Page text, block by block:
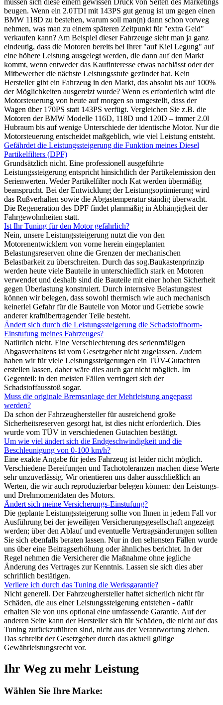
beugen. Wenn ein 2.0TDI mit 143PS gut genug ist um gegen einen
BMW 118D zu bestehen, warum soll man(n) dann schon vorweg
nehmen, was man zu einem späteren Zeitpunkt für "extra Geld"
verkaufen kann? Am Beispiel dieser Fahrzeuge sieht man ja ganz
eindeutig, dass die Motoren bereits bei Ihrer "auf Kiel Legung" auf
eine höhere Leistung ausgelegt werden, die dann auf den Markt
kommt, wenn entweder das Kaufinteresse etwas nachlässt oder der
Mitbewerber die nächste Leistungsstufe gezündet hat. Kein
Hersteller gibt ein Fahrzeug in den Markt, das absolut bis auf 100%
der Möglichkeiten ausgereizt wurde? Wenn es erforderlich wird die
Motorsteuerung von heute auf morgen so umgestellt, dass der
Wagen über 170PS statt 143PS verfügt. Vergleichen Sie z.B. die
Motoren der BMW Modelle 116D, 118D und 120D – immer 2.0l
Hubraum bis auf wenige Unterschiede der identische Motor. Nur die
Motorsteuerung entscheidet maßgeblich, wie viel Leistung entsteht.
Gefährdet die Leistungssteigerung die Funktion meines Diesel
Partikelfilters (DPF)
Grundsätzlich nicht. Eine professionell ausgeführte
Leistungssteigerung entspricht hinsichtlich der Partikelemission den
Serienwerten. Weder Partikelfilter noch Kat werden übermäßig
beansprucht. Bei der Entwicklung der Leistungsoptimierung wird
das Rußverhalten sowie die Abgastemperatur ständig überwacht.
Die Regeneration des DPF findet planmäßig in Abhängigkeit der
Fahrgewohnheiten statt.
Ist Ihr Tuning für den Motor gefährlich?
Nein, unsere Leistungssteigerung nutzt die von den
Motorenentwicklern von vorne herein eingeplanten
Belastungsreserven ohne die Grenzen der mechanischen
Belastbarkeit zu überschreiten. Durch das sog.Baukastenprinzip
werden heute viele Bauteile in unterschiedlich stark en Motoren
verwendet und deshalb sind die Bauteile mit einer hohen Sicherheit
gegen Überlastung konstruiert. Durch internsive Belastungstest
können wir belegen, dass sowohl thermisch wie auch mechanisch
keinerlei Gefahr für die Bauteile von Motor und Getriebe sowie
anderer kraftübertragender Teile besteht.
Ändert sich durch die Leistungssteigerung die Schadstoffnorm-
Einstufung meines Fahrzeuges?
Natürlich nicht. Eine Verschlechterung des serienmäßigen
Abgasverhaltens ist vom Gesetzgeber nicht zugelassen. Zudem
haben wir für viele Leistungssteigerungen ein TÜV-Gutachten
erstellen lassen, daher wäre dies auch gar nicht möglich. Im
Gegenteil: in den meisten Fällen verringert sich der
Schadstoffausstoß sogar.
Muss die originale Bremsanlage der Mehrleistung angepasst
werden?
Da schon der Fahrzeughersteller für ausreichend große
Sicherheitsreserven gesorgt hat, ist dies nicht erforderlich. Dies
wurde vom TÜV in verschiedenen Gutachten bestätigt.
Um wie viel ändert sich die Endgeschwindigkeit und die
Beschleunigung von 0-100 km/h?
Eine exakte Angabe für jedes Fahrzeug ist leider nicht möglich.
Verschiedene Bereifungen und Tachotoleranzen machen diese Werte
sehr unzuverlässig. Wir orientieren uns daher ausschließlich an
Werten, die wir auch reproduzierbar belegen können: den Leistungs-
und Drehmomentdaten des Motors.
Ändert sich meine Versicherungs-Einstufung?
Die geplante Leistungssteigerung sollte von Ihnen in jedem Fall vor
Ausführung bei der jeweiligen Versicherungsgesellschaft angezeigt
werden; über den Ablauf und eventuelle Vertragsänderungen sollten
Sie sich ebenfalls beraten lassen. Nur in den seltensten Fällen wurde
uns über eine Beitragserhöhung oder ähnliches berichtet. In der
Regel nehmen die Versicherer die Maßnahme ohne jegliche
Änderung des Vertrages zur Kenntnis. Lassen sie sich dies aber
schriftlich bestätigen.
Verliere ich durch das Tuning die Werksgarantie?
Nicht generell. Der Fahrzeughersteller haftet sicherlich nicht für
Schäden, die aus einer Leistungssteigerung entstehen - dafür
erhalten Sie von uns optional eine umfassende Garantie. Auf der
anderen Seite kann der Hersteller sich für Schäden, die nicht auf das
Tuning zurückzuführen sind, nicht aus der Verantwortung ziehen.
Das schreibt der Gesetzgeber durch das aktuell gültige
Gewährleistungsrecht vor.
Ihr Weg zu mehr Leistung
Wählen Sie Ihre Marke: